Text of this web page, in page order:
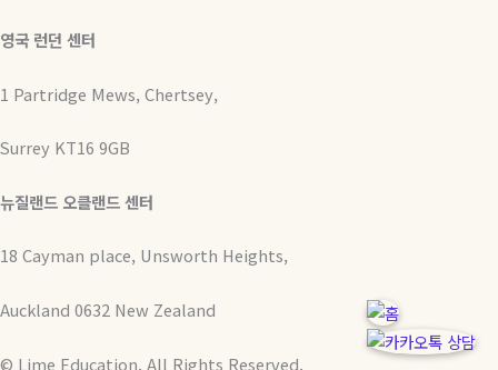
영국 런던 센터
1 Partridge Mews, Chertsey,
Surrey KT16 9GB
뉴질랜드 오클랜드 센터
18 Cayman place, Unsworth Heights,
Auckland 0632 New Zealand
© Lime Education. All Rights Reserved.